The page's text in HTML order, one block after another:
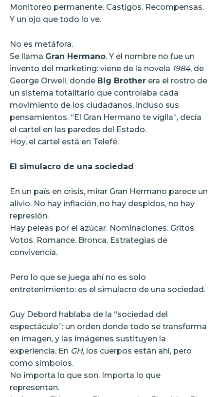
Monitoreo permanente. Castigos. Recompensas.
Y un ojo que todo lo ve.
No es metáfora.
Se llama Gran Hermano. Y el nombre no fue un
invento del marketing: viene de la novela 1984, de
George Orwell, donde Big Brother era el rostro de
un sistema totalitario que controlaba cada
movimiento de los ciudadanos, incluso sus
pensamientos. “El Gran Hermano te vigila”, decía
el cartel en las paredes del Estado.
Hoy, el cartel está en Telefé.
El simulacro de una sociedad
En un país en crisis, mirar Gran Hermano parece un
alivio. No hay inflación, no hay despidos, no hay
represión.
Hay peleas por el azúcar. Nominaciones. Gritos.
Votos. Romance. Bronca. Estrategias de
convivencia.
Pero lo que se juega ahí no es solo
entretenimiento: es el simulacro de una sociedad.
Guy Debord hablaba de la “sociedad del
espectáculo”: un orden donde todo se transforma
en imagen, y las imágenes sustituyen la
experiencia. En GH, los cuerpos están ahí, pero
como símbolos.
No importa lo que son. Importa lo que
representan.